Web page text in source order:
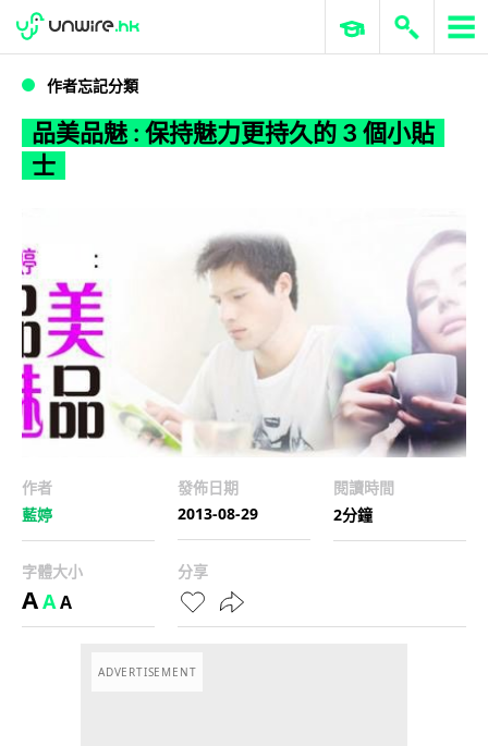
品美品魅 : 保持魅力更持久的 3 個小貼士
WWDC 2026 ERP 與商業 AI
作者忘記分類
品美品魅 : 保持魅力更持久的 3 個小貼
士
作者
藍婷
發佈日期
2013-08-29
閱讀時間
2分鐘
字體大小
AAA
分享
ADVERTISEMENT